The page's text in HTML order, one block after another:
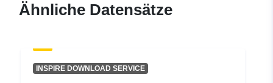
6aa3-4615-8ce1-
120066022-srv-c3dc71ed-5d2b-
Ähnliche Datensätze
INSPIRE DOWNLOAD SERVICE